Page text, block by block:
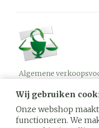
Wij gebruiken
Onze webshop
functioneren. We
Algemene